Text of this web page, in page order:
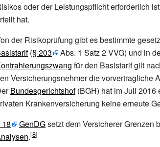
oder der Leistungspflicht erforderlich
hat.
der Risikoprüfung gibt es bestimmte
(§ 203 Abs. 1 Satz 2 VVG) und in
für den Basistarif gilt
Versicherungsnehmer die vorvertragliche
Bundesgerichtshof(BGH) hat im Juli 2016
Krankenversicherung keine erneute
18 GenDGsetzt dem Versicherer Grenzen
.